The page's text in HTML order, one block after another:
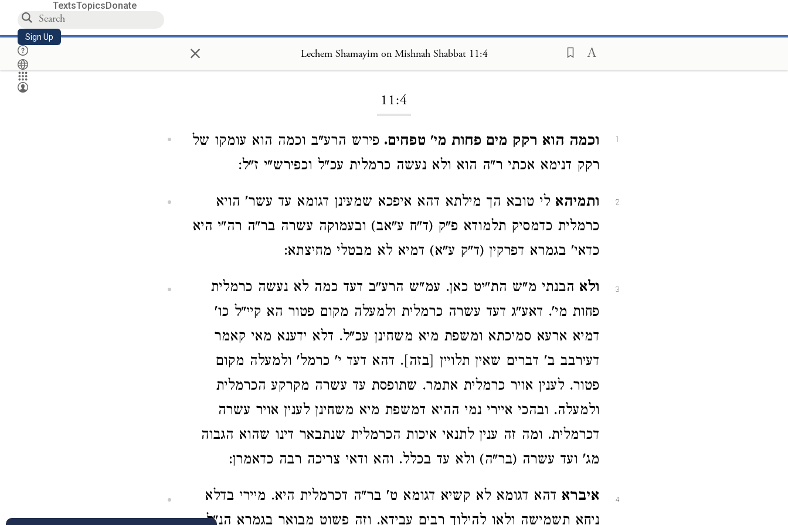
TextsTopicsDonate
Sign Up × Lechem Shamayim on Mishnah Shabbat 11:4
11:4
1 וכמה הוא רקק מים פחות מי' טפחים. פירש הרע"ב וכמה הוא עומקו של
רקק דנימא אכתי ר"ה הוא ולא נעשה כרמלית עכ"ל וכפירש"י ז"ל:
2 ותמיהא לי טובא הך מילתא דהא איפכא שמעינן דגומא עד עשר' הויא
כרמלית כדמסיק תלמודא פ"ק (ד"ח ע"אב) ובעמוקה עשרה בר"ה רה"י היא
כדאי' בגמרא דפרקין (ד"ק ע"א) דמיא לא מבטלי מחיצתא:
3 ולא הבנתי מ"ש הת"יט כאן. עמ"ש הרע"ב דעד כמה לא נעשה כרמלית
פחות מי'. דאע"ג דעד עשרה כרמלית ולמעלה מקום פטור הא קיי"ל כו'
דמיא ארעא סמיכתא ומשפת מיא משחינן עכ"ל. דלא ידענא מאי קאמר
דעירבב ב' דברים שאין תלויין [בזה]. דהא דעד י' כרמל' ולמעלה מקום
פטור. לענין אויר כרמלית אתמר. שתופסת עד עשרה מקרקע הכרמלית
ולמעלה. ובהכי איירי נמי ההיא דמשפת מיא משחינן לענין אויר עשרה
דכרמלית. ומה זה ענין לתנאי איכות הכרמלית שנתבאר דינו שהוא הגבוה
מג' ועד עשרה (בר"ה) ולא עד בכלל. והא ודאי צריכה רבה כדאמרן:
4 איברא דהא דגומא לא קשיא דגומא ט' בר"ה דכרמלית היא. מיירי בדלא